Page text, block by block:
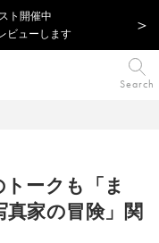
ト開催中
ビューします
Search
ークも「ま
家の冒険」関